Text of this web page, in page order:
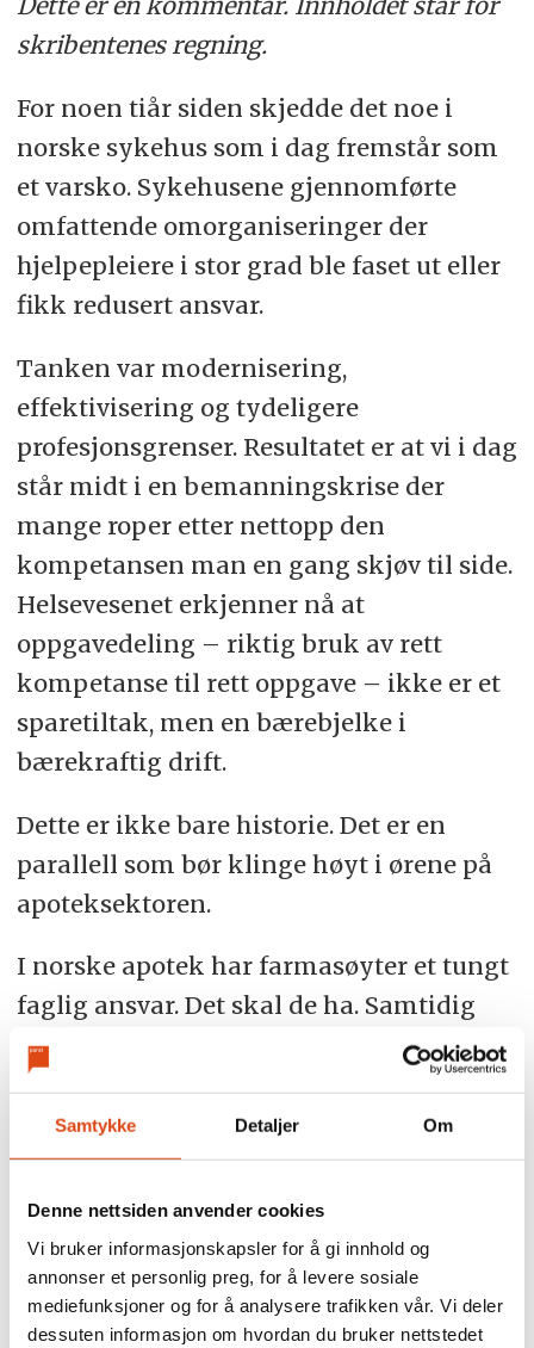
Samtykke Detaljer Om
Denne nettsiden anvender cookies
Vi bruker informasjonskapsler for å gi innhold og
annonser et personlig preg, for å levere sosiale
mediefunksjoner og for å analysere trafikken vår. Vi deler
dessuten informasjon om hvordan du bruker nettstedet
skribentenes regning.
For noen tiår siden skjedde det noe i
norske sykehus som i dag fremstår som
et varsko. Sykehusene gjennomførte
omfattende omorganiseringer der
hjelpepleiere i stor grad ble faset ut eller
fikk redusert ansvar.
Tanken var modernisering,
effektivisering og tydeligere
profesjonsgrenser. Resultatet er at vi i dag
står midt i en bemanningskrise der
mange roper etter nettopp den
kompetansen man en gang skjøv til side.
Helsevesenet erkjenner nå at
oppgavedeling – riktig bruk av rett
kompetanse til rett oppgave – ikke er et
sparetiltak, men en bærebjelke i
bærekraftig drift.
Dette er ikke bare historie. Det er en
parallell som bør klinge høyt i ørene på
apoteksektoren.
I norske apotek har farmasøyter et tungt
faglig ansvar. Det skal de ha. Samtidig
har apotekteknikere en bred og verdifull
kompetanse som i større grad kan og bør
brukes systematisk. Dersom
oppgavedelingen blir for snever, det vil si
at stadig flere oppgaver sentraliseres
eller profesjonsgrensene trekkes for
stramt, risikerer vi å gjenta sykehusenes
feil: å undergrave en viktig yrkesgruppe